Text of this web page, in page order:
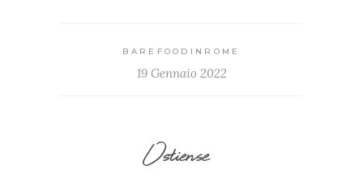
BAREFOODINROME
19 Gennaio 2022
Ostiense